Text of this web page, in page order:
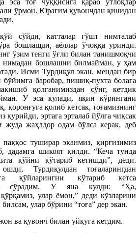
эса тоғ чўққисига қараб ўтлоқлар
ўрмон. Юрагим қувончдан қинидан
сўйди, катталар гўшт нимталаб
бошлашди, аёллар ўчоққа уринди.
ўзим тенги ўғли билан танишмоқчи
нимадан бошлашни билмайман, у ҳам
Исми Турдиқул экан, мендан бир
баробар, пишиқ-пухта болага
қолганимиздан сўнг, кетдик
У эса кулади, яқин кўрингани
қоронғуга қолиб кетсак, тоғамизнинг
қурийди, эртага эрталаб йўлга чиқсак
жуда жаҳлдор одам бўлса керак, деб
туширар эканмиз, қирғизимиз
дадамга шикоят қилди. “Кеча тунда
қўйни кўтариб кетишди”, деди.
Турдиқулдан тоғаларингдан
қўйларингни кўтариб кетса
сўрадим. У яна кулди: “Ҳа,
улар ёмон,” деди кўзларини
улар бўрини “тоға” дер экан.
ва қувонч билан уйқуга кетдим.